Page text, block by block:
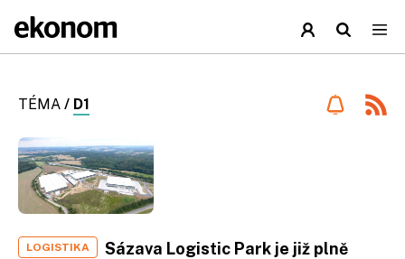
TÉMA / D1
LOGISTIKA
Sázava Logistic Park je již plně